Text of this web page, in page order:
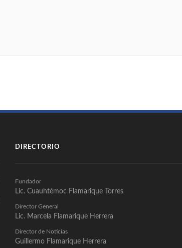
DIRECTORIO
Fundador
Lic. Cuauhtémoc Flamarique Torres
Director General
Lic. Marcela Flamarique Herrera
Director de Noticias
Guillermo Flamarique Herrera